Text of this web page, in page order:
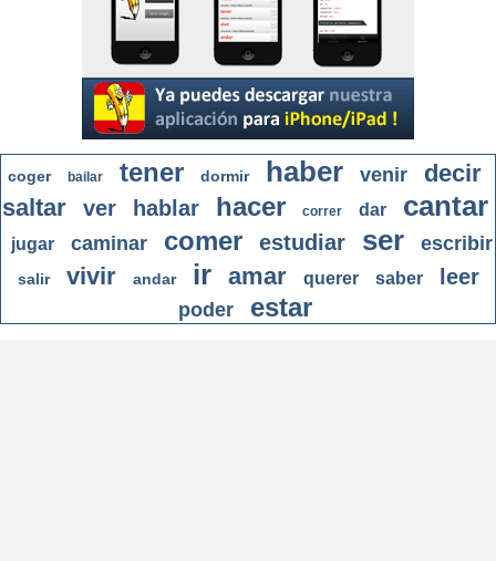
coger bailar tener dormir haber venir
decir
saltar
ver hablar hacer correr dar cantar
jugar caminar comer estudiar ser escribir
salir vivir andar ir amar querer saber leer
poder estar